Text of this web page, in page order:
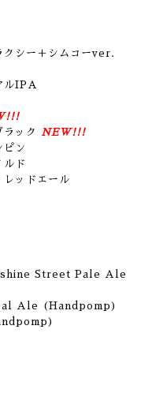
クシー＋シムコーver.
ルIPA
ック
NEW!!!
ピン
ルド
ッドエール
Street Pale Ale
Ale (Handpomp)